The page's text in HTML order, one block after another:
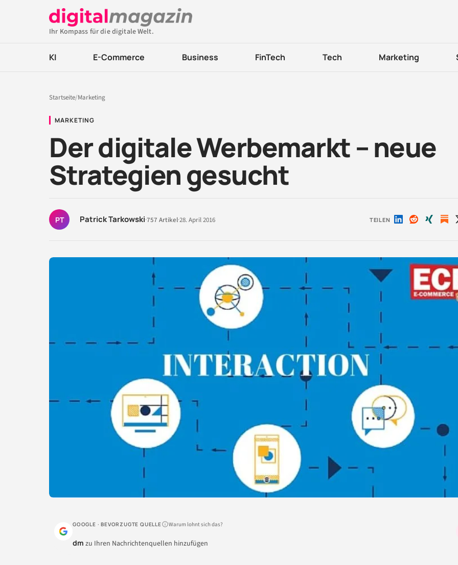
Ihr Kompass für die digitale Welt.
KI E-Commerce Business FinTech Tech Marketing
Startseite/Marketing
MARKETING
Der digitale Werbemarkt – neue
Strategien gesucht
PT Patrick Tarkowski·757 Artikel·28. April 2016 TEILEN Auf Auf Auf
GOOGLE · BEVORZUGTE QUELLE Warum lohnt sich das?
dm zu Ihren Nachrichtenquellen hinzufügen